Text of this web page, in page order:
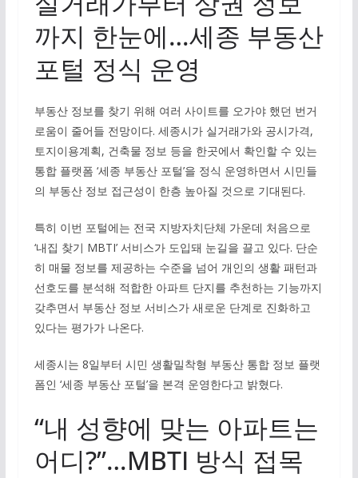
까지 한눈에…세종 부동산
포털 정식 운영
부동산 정보를 찾기 위해 여러 사이트를 오가야 했던 번거
로움이 줄어들 전망이다. 세종시가 실거래가와 공시가격,
토지이용계획, 건축물 정보 등을 한곳에서 확인할 수 있는
통합 플랫폼 ‘세종 부동산 포털’을 정식 운영하면서 시민들
의 부동산 정보 접근성이 한층 높아질 것으로 기대된다.
특히 이번 포털에는 전국 지방자치단체 가운데 처음으로
‘내집 찾기 MBTI’ 서비스가 도입돼 눈길을 끌고 있다. 단순
히 매물 정보를 제공하는 수준을 넘어 개인의 생활 패턴과
선호도를 분석해 적합한 아파트 단지를 추천하는 기능까지
갖추면서 부동산 정보 서비스가 새로운 단계로 진화하고
있다는 평가가 나온다.
세종시는 8일부터 시민 생활밀착형 부동산 통합 정보 플랫
폼인 ‘세종 부동산 포털’을 본격 운영한다고 밝혔다.
“내 성향에 맞는 아파트는
어디?”…MBTI 방식 접목